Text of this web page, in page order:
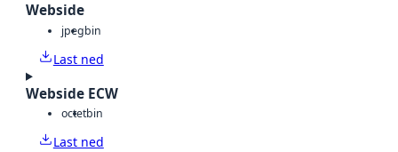
Webside
jpegbin
Last ned
Webside ECW
octetbin
Last ned